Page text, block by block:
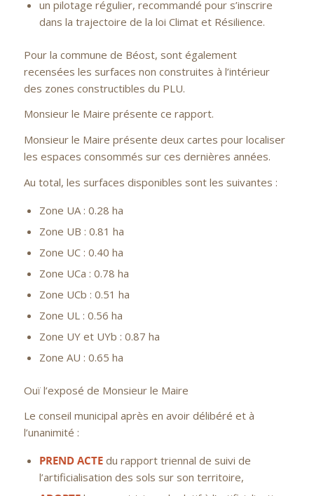
un pilotage régulier, recommandé pour s’inscrire
dans la trajectoire de la loi Climat et Résilience.
Pour la commune de Béost, sont également
recensées les surfaces non construites à l’intérieur
des zones constructibles du PLU.
Monsieur le Maire présente ce rapport.
Monsieur le Maire présente deux cartes pour localiser
les espaces consommés sur ces dernières années.
Au total, les surfaces disponibles sont les suivantes :
Zone UA : 0.28 ha
Zone UB : 0.81 ha
Zone UC : 0.40 ha
Zone UCa : 0.78 ha
Zone UCb : 0.51 ha
Zone UL : 0.56 ha
Zone UY et UYb : 0.87 ha
Zone AU : 0.65 ha
Ouï l’exposé de Monsieur le Maire
Le conseil municipal après en avoir délibéré et à
l’unanimité :
PREND ACTEdu rapport triennal de suivi de
l’artificialisation des sols sur son territoire,